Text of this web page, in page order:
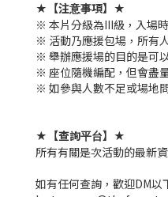
★【注意事項】★
※ 本片分級為III級，入場
※ 活動乃應援包場，所有
※ 舉辦應援場的目的是可
※ 座位隨機編配，但會盡
※ 如參與人數不足或場地
★【查詢平台】★
所有有關是次活動的最新
如有任何查詢，歡迎DM以